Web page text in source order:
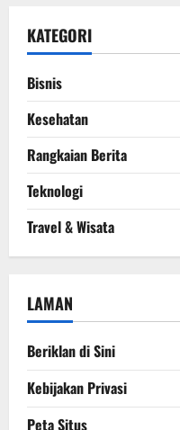
KATEGORI
Bisnis
Kesehatan
Rangkaian Berita
Teknologi
Travel & Wisata
LAMAN
Beriklan di Sini
Kebijakan Privasi
Peta Situs